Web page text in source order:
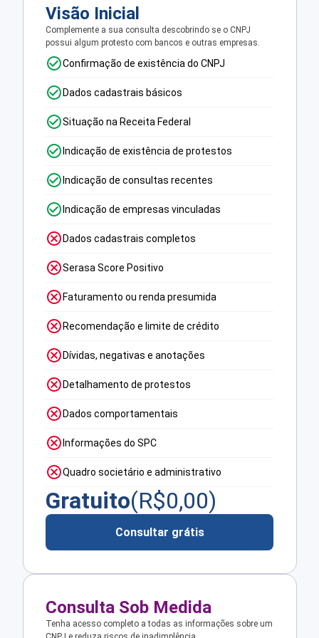
Visão Inicial
Complemente a sua consulta descobrindo se o CNPJ
possui algum protesto com bancos e outras empresas.
Confirmação de existência do CNPJ
Dados cadastrais básicos
Situação na Receita Federal
Indicação de existência de protestos
Indicação de consultas recentes
Indicação de empresas vinculadas
Dados cadastrais completos
Serasa Score Positivo
Faturamento ou renda presumida
Recomendação e limite de crédito
Dívidas, negativas e anotações
Detalhamento de protestos
Dados comportamentais
Informações do SPC
Quadro societário e administrativo
Gratuito(R$0,00)
Consultar grátis
Consulta Sob Medida
Tenha acesso completo a todas as informações sobre um